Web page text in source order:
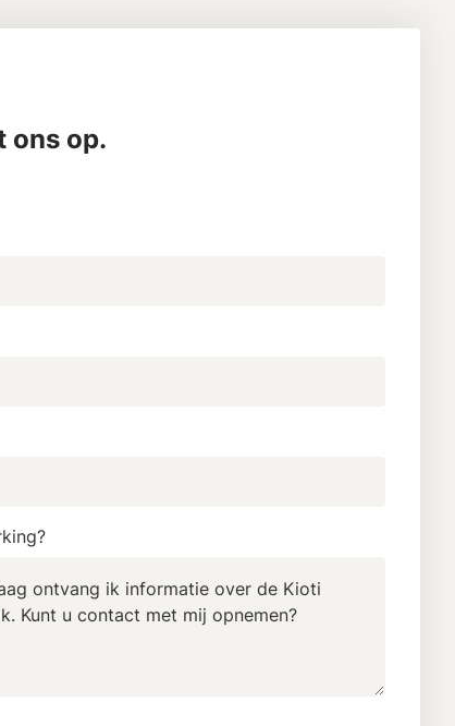
ons op.